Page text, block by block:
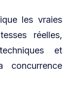
les vraies
réelles,
et
concurrence